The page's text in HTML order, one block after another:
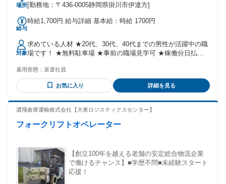
場所ジ」から車で2分
[勤務地：〒436-0005静岡県掛川市伊達方]
給与
時給1,700円 給与詳細 基本給：時給 1700円
対象
求めている人材 ★20代、30代、40代までの男性が活躍中の職
場です！ ★無料駐車場 ★事前の職場見学可 ★稼働分日払い
について】 ■地元静岡県の信頼を大切に35年以上の実績あり
■当社ならではのきめ細かなスタッフフォローと小回りのきく
サービスを提供 ■何よりも大切にしたいのはスタッフとの
にいつもあなたに寄り添っていきたい ■専任スタッフがあな
■居心地の良い職場で長く働けるよう人柄重視の採用 ■県内の
も営業とコーディネーターがサポート！ ■職場のお仕事状況
や環境等を定期的にヒアリング ■時には勤務条件・環境の見
直し等も派遣先へ交渉 ■頑張るあなたを万全のサポートで応
援！ ■PCセミナー、ビジネスマナー等、当社独自の研修の
雇用形態： 派遣社員
お気に入り 詳細を見る
濃飛倉庫運輸株式会社【大東ロジスティクスセンター】
フォークリフトオペレーター
【創立100年を越える老舗の安定総合物流企業
で働けるチャンス】■学歴不問■未経験スタート
応援！